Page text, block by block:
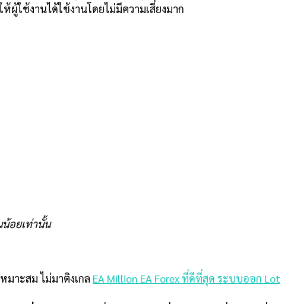
ผู้ใช้งานได้ใช้งานโดยไม่มีความเสี่ยงมาก
น้อยเท่านั้น
มาะสม ไม่มาติงเกล EA Million EA Forex ที่ดีที่สุด ระบบออก Lot